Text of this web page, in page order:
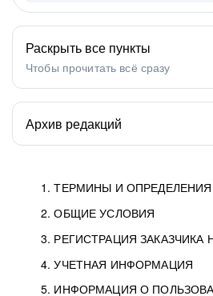
1. ТЕРМИНЫ И ОПРЕДЕЛЕНИЯ
2. ОБЩИЕ УСЛОВИЯ
3. РЕГИСТРАЦИЯ ЗАКАЗЧИКА
4. УЧЕТНАЯ ИНФОРМАЦИЯ
5. ИНФОРМАЦИЯ О
Раскрыть все пункты
Чтобы прочитать всё сразу
Архив редакций